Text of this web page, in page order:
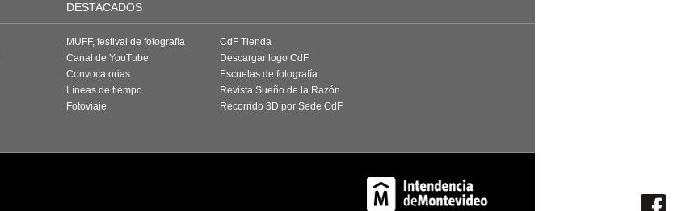
DESTACADOS
MUFF, festival de fotografía
Canal de YouTube
Convocatorias
Líneas de tiempo
Fotoviaje
CdF Tienda
Descargar logo CdF
Escuelas de fotografía
Revista Sueño de la Razón
Recorrido 3D por Sede CdF